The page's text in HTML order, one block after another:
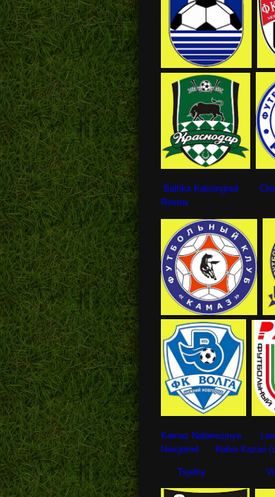
Baltika Kaliningrad
Rostov
Kamaz Naberezjnye
Novgorod Rubin Kazan
Tsjelny